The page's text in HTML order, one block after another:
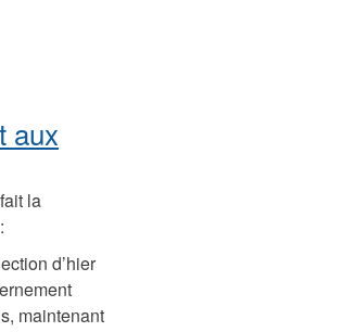
aux
la
d’hier
maintenant